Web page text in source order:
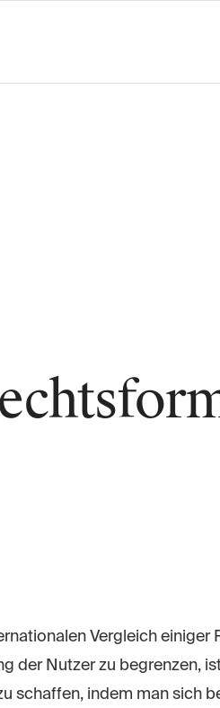
Vergleich
der Nutzer zu begrenzen,
schaffen, indem man sich